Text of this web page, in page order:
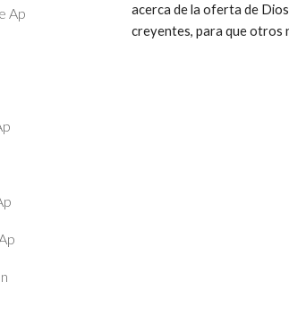
Ap
acerca de la oferta de
creyentes, para que otros